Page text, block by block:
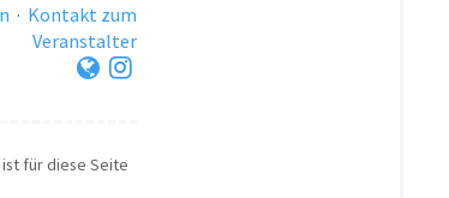
· Kontakt zum
Veranstalter
für diese Seite